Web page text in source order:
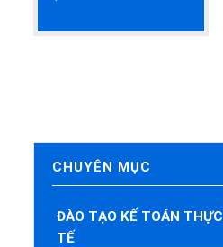
CHUYÊN MỤC
ĐÀO TẠO KẾ TOÁN THỰC
TẾ